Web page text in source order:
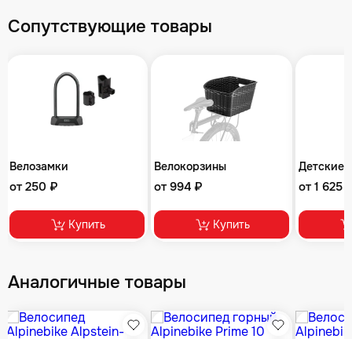
Сопутствующие товары
Велозамки
от 250 ₽
Купить
Велокорзины
от 994 ₽
Купить
Детские
от 1 625
Аналогичные товары
Избранное
Избранное